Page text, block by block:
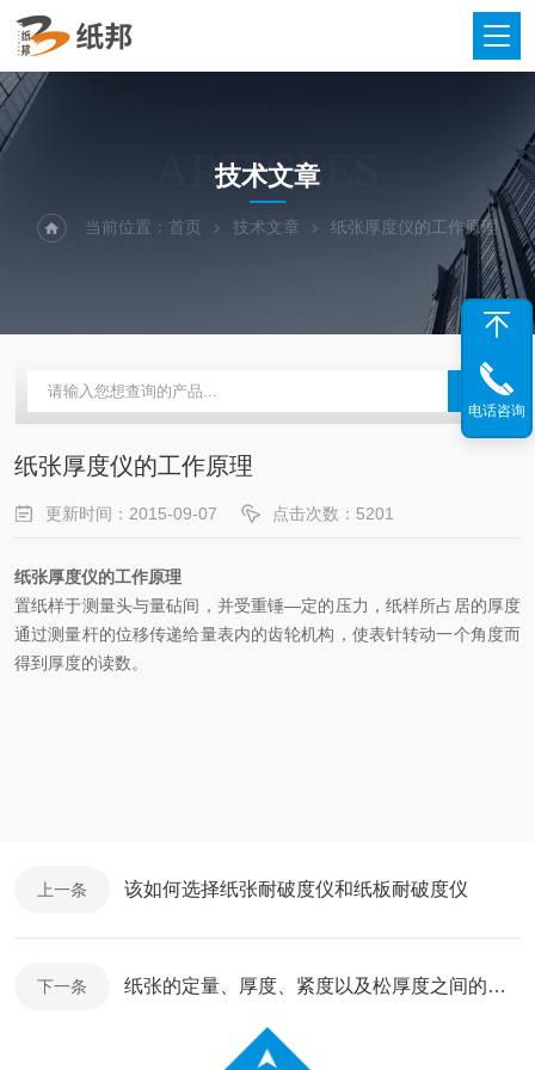
ARTICLES
技术文章
当前位置： 首页 技术文章 纸张厚度仪的工作原理
纸张厚度仪的工作原理
更新时间：2015-09-07 点击次数：5201
纸张厚度仪的工作原理
置纸样于测量头与量砧间，并受重锤—定的压力，纸样所占居的厚度
通过测量杆的位移传递给量表内的齿轮机构，使表针转动一个角度而
得到厚度的读数。
上一条 该如何选择纸张耐破度仪和纸板耐破度仪
下一条 纸张的定量、厚度、紧度以及松厚度之间的关系
电话咨询